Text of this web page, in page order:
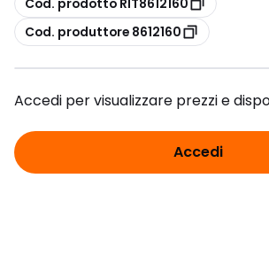
copia
Cod. produttore 8612160
Accedi per visualizzare prezzi e
Accedi